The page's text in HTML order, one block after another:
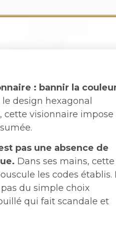
: bannir la
design hexagonal
cette visionnaire impose
pas une absence de
Dans ses mains, cette
les codes établis.
du simple choix
qui fait scandale et